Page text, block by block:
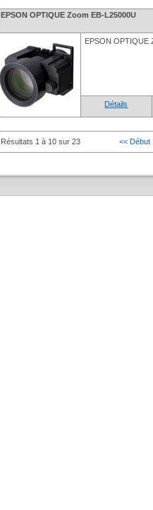
EPSON OPTIQUE Zoom EB-L25000U
EPSON OPTIQUE
Détails
Résultats 1 à 10 sur 23 << Début